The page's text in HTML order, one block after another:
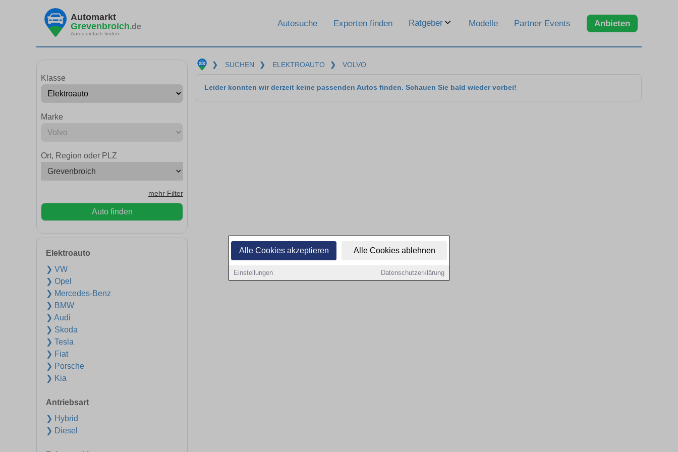
Alle Cookies akzeptieren Alle Cookies ablehnen
Einstellungen Datenschutzerklärung
Automarkt
Grevenbroich.de
Autos einfach finden
Autosuche Experten finden Ratgeber Modelle Partner Events Anbieten
Klasse
Marke
Ort, Region oder PLZ
mehr Filter
Auto finden
Elektroauto
❯ VW
❯ Opel
❯ Mercedes-Benz
❯ BMW
❯ Audi
❯ Skoda
❯ Tesla
❯ Fiat
❯ Porsche
❯ Kia
Antriebsart
❯ Hybrid
❯ Diesel
❯ SUCHEN ❯ ELEKTROAUTO ❯ VOLVO
Leider konnten wir derzeit keine passenden Autos finden. Schauen Sie bald wieder vorbei!